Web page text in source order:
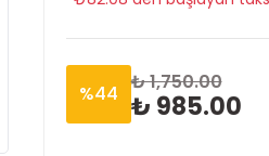
%44 ₺ 1,750.00
₺ 985.00